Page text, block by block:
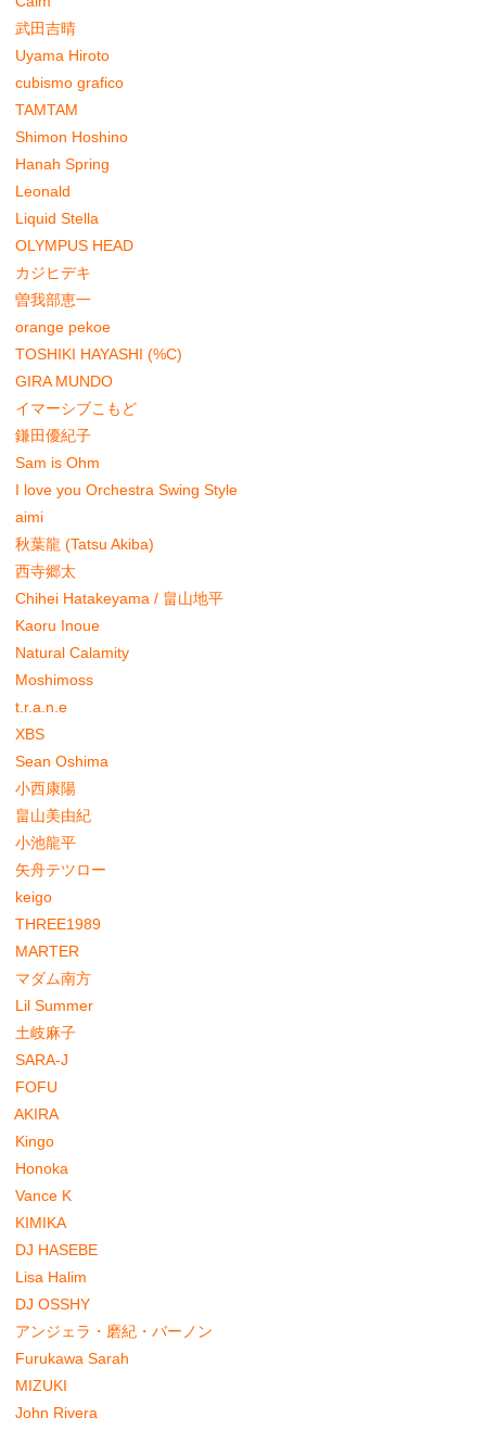
武田吉晴
Uyama Hiroto
cubismo grafico
TAMTAM
Shimon Hoshino
Hanah Spring
Leonald
Liquid Stella
OLYMPUS HEAD
カジヒデキ
曽我部恵一
orange pekoe
TOSHIKI HAYASHI (%C)
GIRA MUNDO
イマーシブこもど
鎌田優紀子
Sam is Ohm
I love you Orchestra Swing Style
aimi
秋葉龍 (Tatsu Akiba)
西寺郷太
Chihei Hatakeyama / 畠山地平
Kaoru Inoue
Natural Calamity
Moshimoss
t.r.a.n.e
XBS
Sean Oshima
小西康陽
畠山美由紀
小池龍平
矢舟テツロー
keigo
THREE1989
MARTER
マダム南方
Lil Summer
土岐麻子
SARA-J
FOFU
AKIRA
Kingo
Honoka
Vance K
KIMIKA
DJ HASEBE
Lisa Halim
DJ OSSHY
アンジェラ・磨紀・バーノン
Furukawa Sarah
MIZUKI
John Rivera